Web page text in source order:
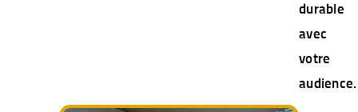
durable
avec
votre
audience.